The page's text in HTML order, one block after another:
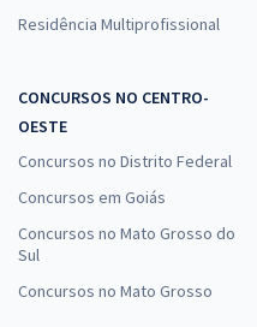
Residência Multiprofissional
CONCURSOS NO CENTRO-
OESTE
Concursos no Distrito Federal
Concursos em Goiás
Concursos no Mato Grosso do
Sul
Concursos no Mato Grosso